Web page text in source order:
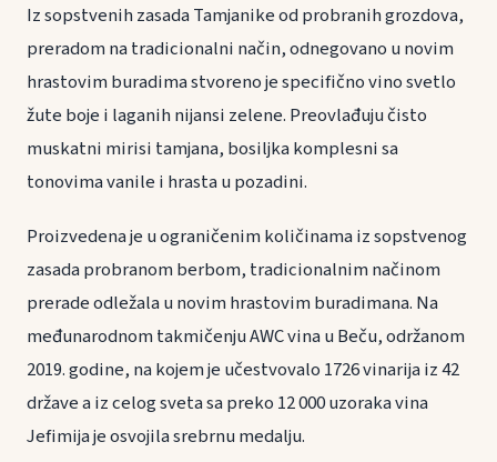
Iz sopstvenih zasada Tamjanike od probranih grozdova,
preradom na tradicionalni način, odnegovano u novim
hrastovim buradima stvoreno je specifično vino svetlo
žute boje i laganih nijansi zelene. Preovlađuju čisto
muskatni mirisi tamjana, bosiljka komplesni sa
tonovima vanile i hrasta u pozadini.
Proizvedena je u ograničenim količinama iz sopstvenog
zasada probranom berbom, tradicionalnim načinom
prerade odležala u novim hrastovim buradimana. Na
međunarodnom takmičenju AWC vina u Beču, održanom
2019. godine, na kojem je učestvovalo 1726 vinarija iz 42
države a iz celog sveta sa preko 12 000 uzoraka vina
Jefimija je osvojila srebrnu medalju.